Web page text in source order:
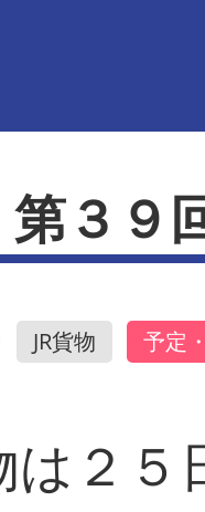
３９
JR貨物 予定
２５